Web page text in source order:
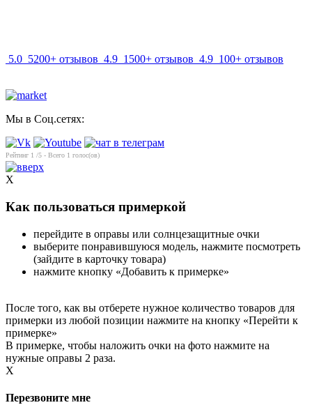
5.0 5200+ отзывов 4.9 1500+ отзывов 4.9 100+ отзывов
Мы в Соц.сетях:
Рейтинг 1 /5 - Всего 1 голос(ов)
X
Как пользоваться примеркой
перейдите в оправы или солнцезащитные очки
выберите понравившуюся модель, нажмите посмотреть
(зайдите в карточку товара)
нажмите кнопку «Добавить к примерке»
После того, как вы отберете нужное количество товаров для
примерки из любой позиции нажмите на кнопку «Перейти к
примерке»
В примерке, чтобы наложить очки на фото нажмите на
нужные оправы 2 раза.
X
Перезвоните мне